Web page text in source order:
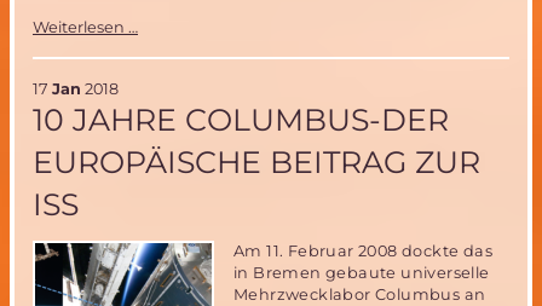
Weiterlesen …
14.-16.9.2018
in
Polen
17 Jan 2018
10 JAHRE COLUMBUS-DER
EUROPÄISCHE BEITRAG ZUR
ISS
Am 11. Februar 2008 dockte das
in Bremen gebaute universelle
Mehrzwecklabor Columbus an